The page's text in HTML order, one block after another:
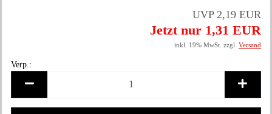
UVP 2,19 EUR
Jetzt nur 1,31 EUR
inkl. 19% MwSt. zzgl. Versand
Verp.: